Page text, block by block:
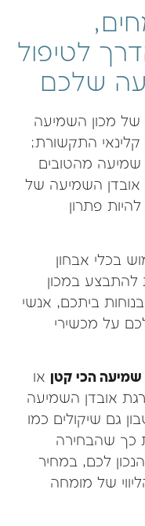
לטיפול
שלכם
של מכון השמיעה
התקשורת;
שמיעה מהטובים
אובדן השמיעה של
פתרון
בכלי אבחון
להתבצע במכון
ביתכם, אנשי
על מכשירי
הכי קטן או
אובדן השמיעה
גם שיקולים כמו
כך שהבחירה
לכם, במחיר
של מומחה